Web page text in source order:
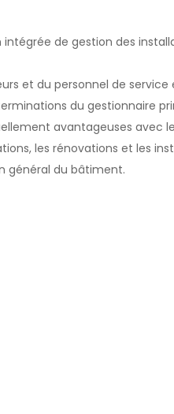
intégrée de gestion des
et du personnel de service
du gestionnaire
avantageuses avec
les rénovations et les
général du bâtiment.